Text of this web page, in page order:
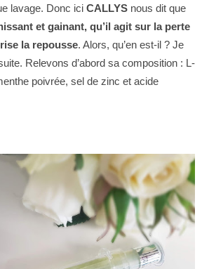
lavage. Donc ici CALLYS nous dit que
et gainant, qu’il agit sur la perte
la repousse. Alors, qu’en est-il ? Je
Relevons d’abord sa composition : L-
poivrée, sel de zinc et acide